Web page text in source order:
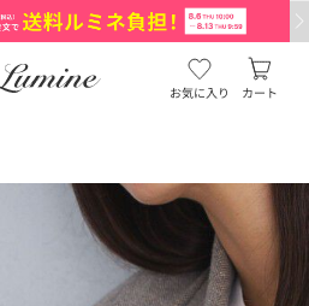
お気に入り カート